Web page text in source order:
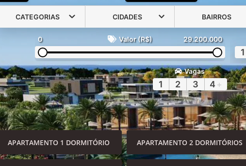
CATEGORIAS CIDADES BAIRROS
0 Valor (R$) 29.200.000
1
Vagas
1 2 3 4 +
APARTAMENTO 1 DORMITÓRIO APARTAMENTO 2 DORMITÓRIOS